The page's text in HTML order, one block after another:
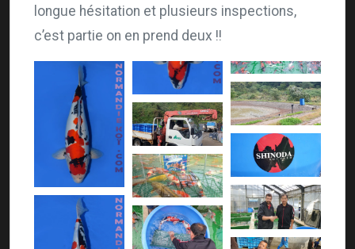
longue hésitation et plusieurs inspections,
c’est partie on en prend deux !!